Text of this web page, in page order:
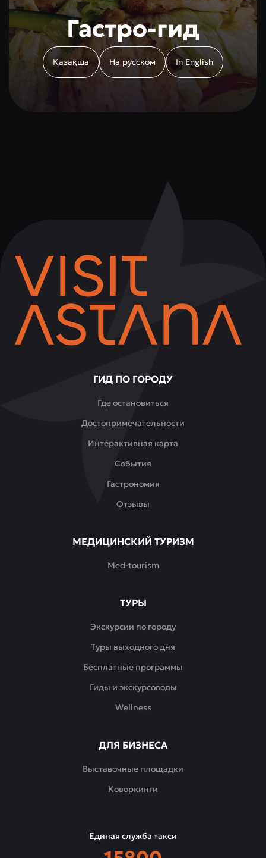
Гастро-гид
Қазақша На русском In English
ГИД ПО ГОРОДУ
Где остановиться
Достопримечательности
Интерактивная карта
События
Гастрономия
Отзывы
МЕДИЦИНСКИЙ ТУРИЗМ
Med-tourism
ТУРЫ
Экскурсии по городу
Туры выходного дня
Бесплатные программы
Гиды и экскурсоводы
Wellness
ДЛЯ БИЗНЕСА
Выставочные площадки
Коворкинги
Единая служба такси